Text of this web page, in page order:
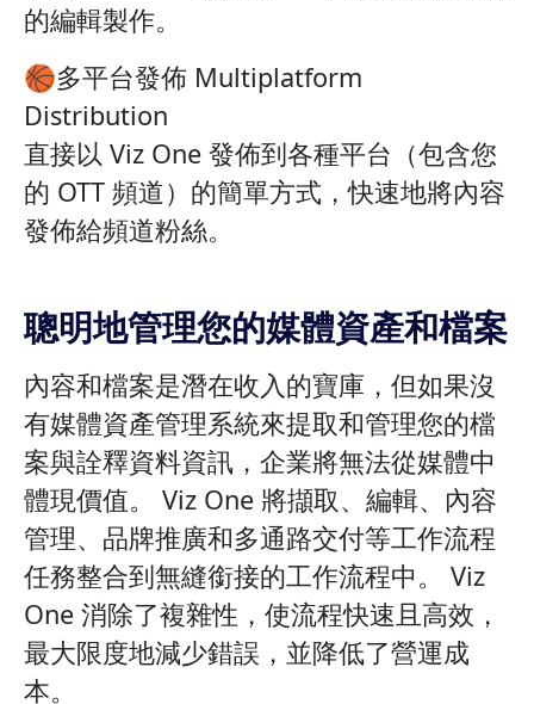
的編輯製作。
🏀多平台發佈 Multiplatform
Distribution
直接以 Viz One 發佈到各種平台（包含您
的 OTT 頻道）的簡單方式，快速地將內容
發佈給頻道粉絲。
聰明地管理您的媒體資產和檔案
內容和檔案是潛在收入的寶庫，但如果沒
有媒體資產管理系統來提取和管理您的檔
案與詮釋資料資訊，企業將無法從媒體中
體現價值。 Viz One 將擷取、編輯、內容
管理、品牌推廣和多通路交付等工作流程
任務整合到無縫銜接的工作流程中。 Viz
One 消除了複雜性，使流程快速且高效，
最大限度地減少錯誤，並降低了營運成
本。